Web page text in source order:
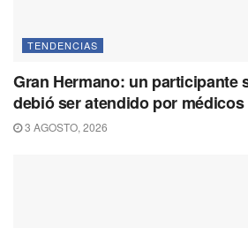
TENDENCIAS
Gran Hermano: un participante
debió ser atendido por médicos
3 AGOSTO, 2026